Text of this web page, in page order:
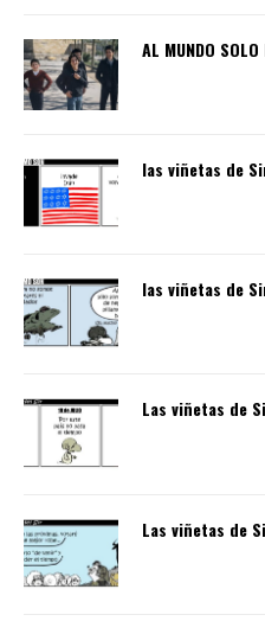
AL MUNDO
las viñetas de
las viñetas de
Las viñetas de
Las viñetas de